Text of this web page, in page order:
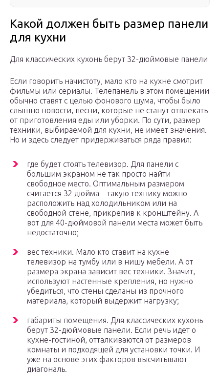
Какой должен быть размер панели
для кухни
Для классических кухонь берут 32-дюймовые панели
Если говорить начистоту, мало кто на кухне смотрит
фильмы или сериалы. Телепанель в этом помещении
обычно ставят с целью фонового шума, чтобы было
слышно новости, песни, которые не станут отвлекать
от приготовления еды или уборки. По сути, размер
техники, выбираемой для кухни, не имеет значения.
Но и здесь следует придерживаться ряда правил:
где будет стоять телевизор. Для панели с
большим экраном не так просто найти
свободное место. Оптимальным размером
считается 32 дюйма – такую технику можно
расположить над холодильником или на
свободной стене, прикрепив к кронштейну. А
вот для 40-дюймовой панели места может быть
недостаточно;
вес техники. Мало кто ставит на кухне
телевизор на тумбу или в нишу мебели. А от
размера экрана зависит вес техники. Значит,
используют настенные крепления, но нужно
убедиться, что стены сделаны из прочного
материала, который выдержит нагрузку;
габариты помещения. Для классических кухонь
берут 32-дюймовые панели. Если речь идет о
кухне-гостиной, отталкиваются от размеров
комнаты и подходящей для установки точки. И
уже на основе этих факторов высчитывают
диагональ.